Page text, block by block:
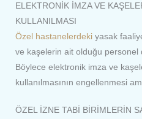
ELEKTRONİK İMZA VE
KULLANILMASI
Özel hastanelerdeki yasak
ve kaşelerin ait olduğu personel
Böylece elektronik imza ve
kullanılmasının engellenmesi
ÖZEL İZNE TABİ BİRİMLERİN